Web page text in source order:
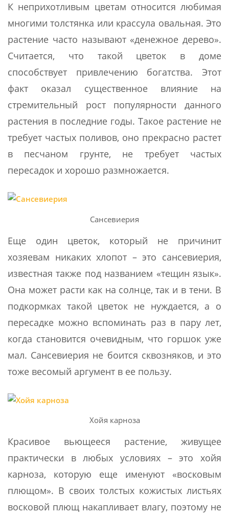
К неприхотливым цветам относится любимая
многими толстянка или крассула овальная. Это
растение часто называют «денежное дерево».
Считается, что такой цветок в доме
способствует привлечению богатства. Этот
факт оказал существенное влияние на
стремительный рост популярности данного
растения в последние годы. Такое растение не
требует частых поливов, оно прекрасно растет
в песчаном грунте, не требует частых
пересадок и хорошо размножается.
Сансевиерия
Еще один цветок, который не причинит
хозяевам никаких хлопот – это сансевиерия,
известная также под названием «тещин язык».
Она может расти как на солнце, так и в тени. В
подкормках такой цветок не нуждается, а о
пересадке можно вспоминать раз в пару лет,
когда становится очевидным, что горшок уже
мал. Сансевиерия не боится сквозняков, и это
тоже весомый аргумент в ее пользу.
Хойя карноза
Красивое вьющееся растение, живущее
практически в любых условиях – это хойя
карноза, которую еще именуют «восковым
плющом». В своих толстых кожистых листьях
восковой плющ накапливает влагу, поэтому не